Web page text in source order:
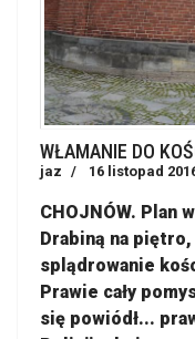
WŁAMANIE DO
jaz 16 listopad
CHOJNÓW. Plan
Drabiną na
splądrowanie
Prawie cały
się powiódł...